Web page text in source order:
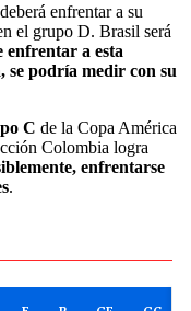
enfrentar a su
el grupo D. Brasil será
enfrentar a esta
se podría medir con su
C de la Copa América
Colombia logra
enfrentarse
.